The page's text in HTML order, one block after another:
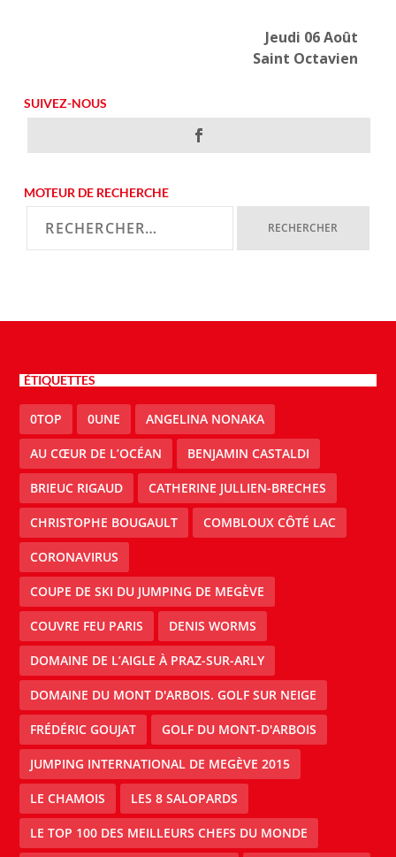
Jeudi 06 Août
Saint Octavien
SUIVEZ-NOUS
MOTEUR DE RECHERCHE
ÉTIQUETTES
0TOP 0UNE ANGELINA NONAKA
AU CŒUR DE L’OCÉAN BENJAMIN CASTALDI
BRIEUC RIGAUD CATHERINE JULLIEN-BRECHES
CHRISTOPHE BOUGAULT COMBLOUX CÔTÉ LAC
CORONAVIRUS
COUPE DE SKI DU JUMPING DE MEGÈVE
COUVRE FEU PARIS DENIS WORMS
DOMAINE DE L’AIGLE À PRAZ-SUR-ARLY
DOMAINE DU MONT D'ARBOIS. GOLF SUR NEIGE
FRÉDÉRIC GOUJAT GOLF DU MONT-D'ARBOIS
JUMPING INTERNATIONAL DE MEGÈVE 2015
LE CHAMOIS LES 8 SALOPARDS
LE TOP 100 DES MEILLEURS CHEFS DU MONDE